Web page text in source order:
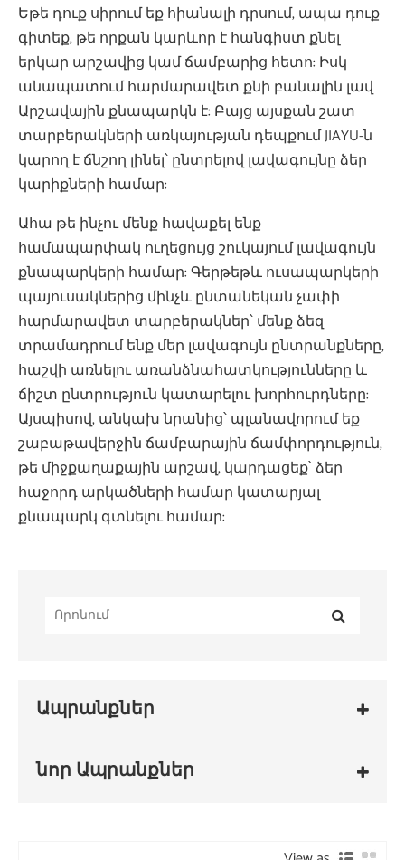
Եթե ​​դուք սիրում եք հիանալի դրսում, ապա դուք
գիտեք, թե որքան կարևոր է հանգիստ քնել
երկար արշավից կամ ճամբարից հետո: Իսկ
անապատում հարմարավետ քնի բանալին լավ
Արշավային քնապարկն է: Բայց այսքան շատ
տարբերակների առկայության դեպքում JIAYU-ն
կարող է ճնշող լինել՝ ընտրելով լավագույնը ձեր
կարիքների համար:
Ահա թե ինչու մենք հավաքել ենք
համապարփակ ուղեցույց շուկայում լավագույն
քնապարկերի համար: Գերթեթև ուսապարկերի
պայուսակներից մինչև ընտանեկան չափի
հարմարավետ տարբերակներ՝ մենք ձեզ
տրամադրում ենք մեր լավագույն ընտրանքները,
հաշվի առնելու առանձնահատկությունները և
ճիշտ ընտրություն կատարելու խորհուրդները:
Այսպիսով, անկախ նրանից՝ պլանավորում եք
շաբաթավերջին ճամբարային ճամփորդություն,
թե միջքաղաքային արշավ, կարդացեք՝ ձեր
հաջորդ արկածների համար կատարյալ
քնապարկ գտնելու համար:
Ապրանքներ
նոր Ապրանքներ